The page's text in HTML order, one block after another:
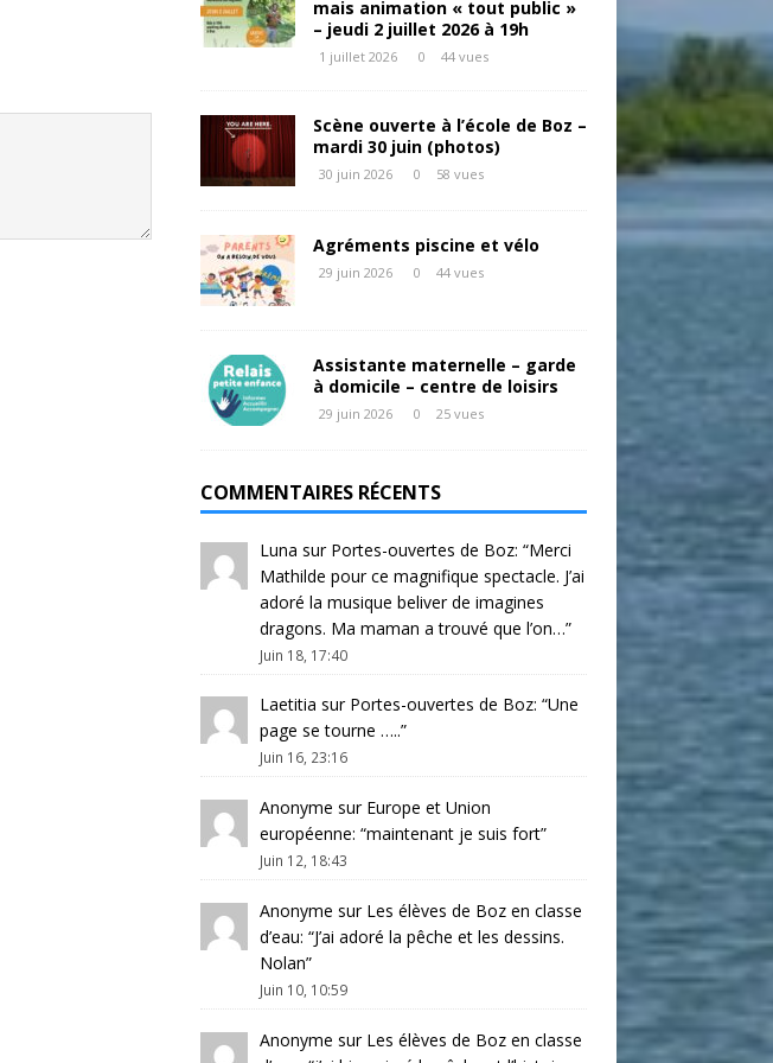
mais animation « tout public »
– jeudi 2 juillet 2026 à 19h
1 juillet 2026 0 44 vues
Scène ouverte à l’école de Boz –
mardi 30 juin (photos)
30 juin 2026 0 58 vues
Agréments piscine et vélo
29 juin 2026 0 44 vues
Assistante maternelle – garde
à domicile – centre de loisirs
29 juin 2026 0 25 vues
COMMENTAIRES RÉCENTS
Luna sur Portes-ouvertes de Boz: “Merci
Mathilde pour ce magnifique spectacle. J’ai
adoré la musique beliver de imagines
dragons. Ma maman a trouvé que l’on…”
Juin 18, 17:40
Laetitia sur Portes-ouvertes de Boz: “Une
page se tourne …..”
Juin 16, 23:16
Anonyme sur Europe et Union
européenne: “maintenant je suis fort”
Juin 12, 18:43
Anonyme sur Les élèves de Boz en classe
d’eau: “J’ai adoré la pêche et les dessins.
Nolan”
Juin 10, 10:59
Anonyme sur Les élèves de Boz en classe